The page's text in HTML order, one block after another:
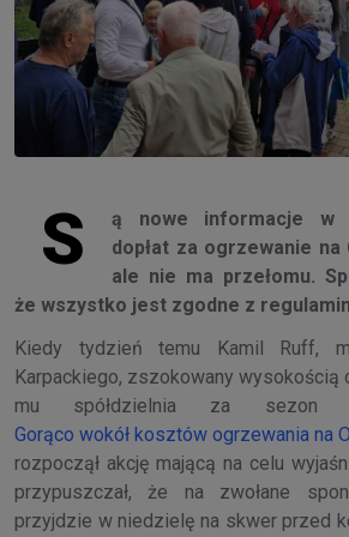
S
ą nowe informacje w
dopłat za ogrzewanie na
ale nie ma przełomu.
że wszystko jest zgodne z
Kiedy tydzień temu Kamil Ruff,
Karpackiego, zszokowany wysokością
mu spółdzielnia za sezon
Gorąco wokół kosztów ogrzewania na
rozpoczął akcję mającą na celu
przypuszczał, że na zwołane
przyjdzie w niedzielę na skwer przed